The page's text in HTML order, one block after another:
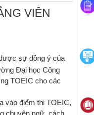
VIÊN
sự đồng ý của
Đại học Công
TOEIC cho các
vào điểm thi TOEIC,
chuyên ngữ, cách